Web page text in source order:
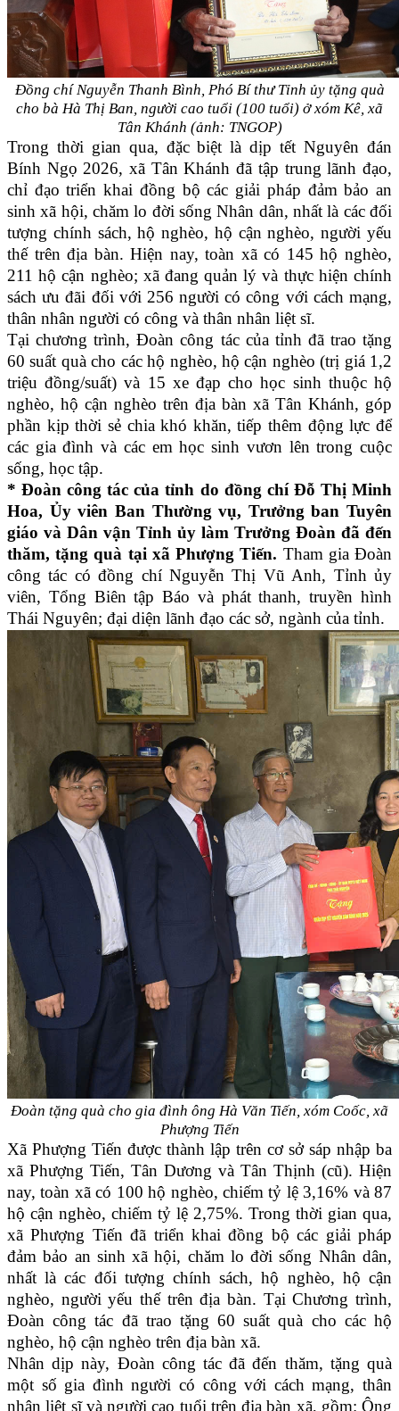
Đồng chí Nguyễn Thanh Bình, Phó Bí thư Tỉnh ủy tặng quà
cho bà Hà Thị Ban, người cao tuổi (100 tuổi) ở xóm Kê, xã
Tân Khánh (ảnh: TNGOP)
Trong thời gian qua, đặc biệt là dịp tết Nguyên đán
Bính Ngọ 2026, xã Tân Khánh đã tập trung lãnh đạo,
chỉ đạo triển khai đồng bộ các giải pháp đảm bảo an
sinh xã hội, chăm lo đời sống Nhân dân, nhất là các đối
tượng chính sách, hộ nghèo, hộ cận nghèo, người yếu
thế trên địa bàn. Hiện nay, toàn xã có 145 hộ nghèo,
211 hộ cận nghèo; xã đang quản lý và thực hiện chính
sách ưu đãi đối với 256 người có công với cách mạng,
thân nhân người có công và thân nhân liệt sĩ.
Tại chương trình, Đoàn công tác của tỉnh đã trao tặng
60 suất quà cho các hộ nghèo, hộ cận nghèo (trị giá 1,2
triệu đồng/suất) và 15 xe đạp cho học sinh thuộc hộ
nghèo, hộ cận nghèo trên địa bàn xã Tân Khánh, góp
phần kịp thời sẻ chia khó khăn, tiếp thêm động lực để
các gia đình và các em học sinh vươn lên trong cuộc
sống, học tập.
* Đoàn công tác của tỉnh do đồng chí Đỗ Thị Minh
Hoa, Ủy viên Ban Thường vụ, Trưởng ban Tuyên
giáo và Dân vận Tỉnh ủy làm Trưởng Đoàn đã đến
thăm, tặng quà tại xã Phượng Tiến. Tham gia Đoàn
công tác có đồng chí Nguyễn Thị Vũ Anh, Tỉnh ủy
viên, Tổng Biên tập Báo và phát thanh, truyền hình
Thái Nguyên; đại diện lãnh đạo các sở, ngành của tỉnh.
Đoàn tặng quà cho gia đình ông Hà Văn Tiến, xóm Coốc, xã
Phượng Tiến
Xã Phượng Tiến được thành lập trên cơ sở sáp nhập ba
xã Phượng Tiến, Tân Dương và Tân Thịnh (cũ). Hiện
nay, toàn xã có 100 hộ nghèo, chiếm tỷ lệ 3,16% và 87
hộ cận nghèo, chiếm tỷ lệ 2,75%. Trong thời gian qua,
xã Phượng Tiến đã triển khai đồng bộ các giải pháp
đảm bảo an sinh xã hội, chăm lo đời sống Nhân dân,
nhất là các đối tượng chính sách, hộ nghèo, hộ cận
nghèo, người yếu thế trên địa bàn. Tại Chương trình,
Đoàn công tác đã trao tặng 60 suất quà cho các hộ
nghèo, hộ cận nghèo trên địa bàn xã.
Nhân dịp này, Đoàn công tác đã đến thăm, tặng quà
một số gia đình người có công với cách mạng, thân
nhân liệt sĩ và người cao tuổi trên địa bàn xã, gồm: Ông